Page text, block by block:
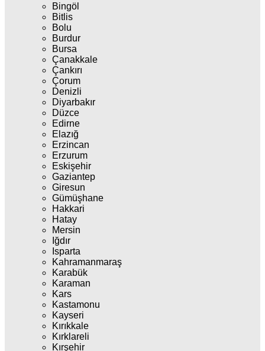
Bingöl
Bitlis
Bolu
Burdur
Bursa
Çanakkale
Çankırı
Çorum
Denizli
Diyarbakır
Düzce
Edirne
Elazığ
Erzincan
Erzurum
Eskişehir
Gaziantep
Giresun
Gümüşhane
Hakkari
Hatay
Mersin
Iğdır
Isparta
Kahramanmaraş
Karabük
Karaman
Kars
Kastamonu
Kayseri
Kırıkkale
Kırklareli
Kırşehir